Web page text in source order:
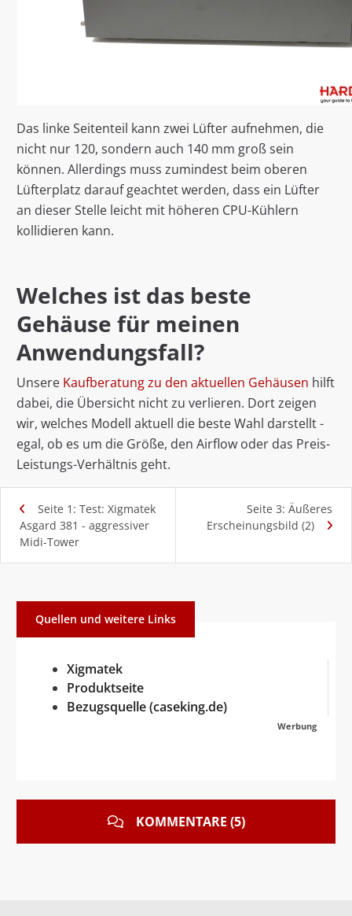
Das linke Seitenteil kann zwei Lüfter aufnehmen, die
nicht nur 120, sondern auch 140 mm groß sein
können. Allerdings muss zumindest beim oberen
Lüfterplatz darauf geachtet werden, dass ein Lüfter
an dieser Stelle leicht mit höheren CPU-Kühlern
kollidieren kann.
Welches ist das beste
Gehäuse für meinen
Anwendungsfall?
Unsere Kaufberatung zu den aktuellen Gehäusen hilft
dabei, die Übersicht nicht zu verlieren. Dort zeigen
wir, welches Modell aktuell die beste Wahl darstellt -
egal, ob es um die Größe, den Airflow oder das Preis-
Leistungs-Verhältnis geht.
Seite 1: Test: Xigmatek
Asgard 381 - aggressiver
Midi-Tower
Seite 3: Äußeres
Erscheinungsbild (2)
Quellen und weitere Links
Xigmatek
Produktseite
Bezugsquelle (caseking.de)
Werbung
KOMMENTARE (5)